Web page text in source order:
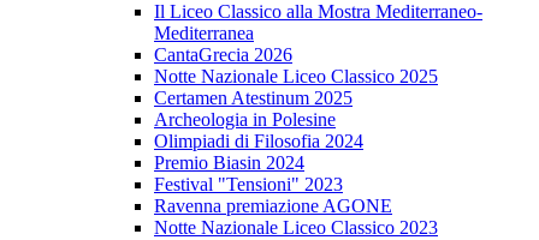
Il Liceo Classico alla Mostra Mediterraneo-
Mediterranea
CantaGrecia 2026
Notte Nazionale Liceo Classico 2025
Certamen Atestinum 2025
Archeologia in Polesine
Olimpiadi di Filosofia 2024
Premio Biasin 2024
Festival "Tensioni" 2023
Ravenna premiazione AGONE
Notte Nazionale Liceo Classico 2023